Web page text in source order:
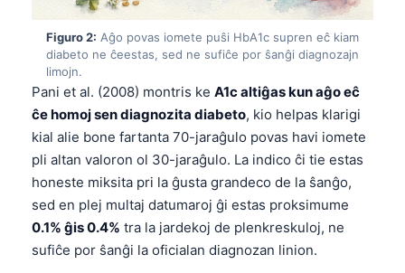
Figuro 2: Aĝo povas iomete puŝi HbA1c supren eĉ kiam
diabeto ne ĉeestas, sed ne sufiĉe por ŝanĝi diagnozajn
limojn.
Pani et al. (2008) montris ke A1c altiĝas kun aĝo eĉ
ĉe homoj sen diagnozita diabeto, kio helpas klarigi
kial alie bone fartanta 70-jaraĝulo povas havi iomete
pli altan valoron ol 30-jaraĝulo. La indico ĉi tie estas
honeste miksita pri la ĝusta grandeco de la ŝanĝo,
sed en plej multaj datumaroj ĝi estas proksimume
0.1% ĝis 0.4% tra la jardekoj de plenkreskuloj, ne
sufiĉe por ŝanĝi la oficialan diagnozan linion.